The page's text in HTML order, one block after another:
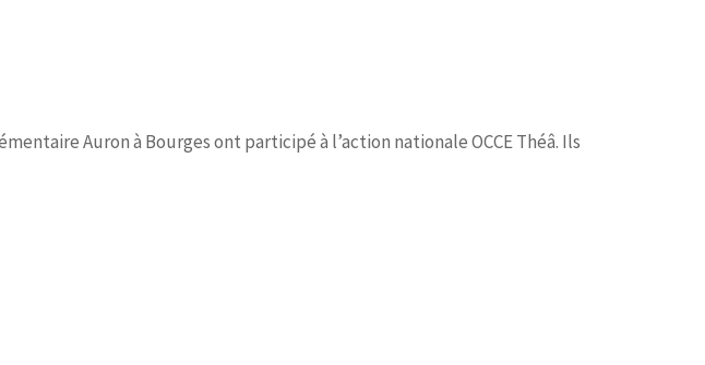
Auron à Bourges ont participé à l’action nationale OCCE Théâ. Ils